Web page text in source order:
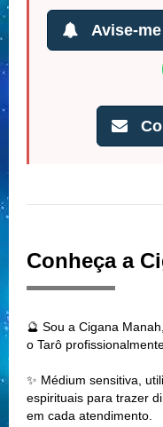
Avise-
Conheça a
🔮 Sou a Cigana
o Tarô
✨ Médium sensitiva,
espirituais para trazer
em cada atendimento.